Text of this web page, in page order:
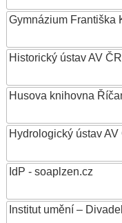
Gymnázium Františka
Historický ústav AV ČR
Husova knihovna
Hydrologický ústav AV
IdP - soaplzen.cz
Institut umění –